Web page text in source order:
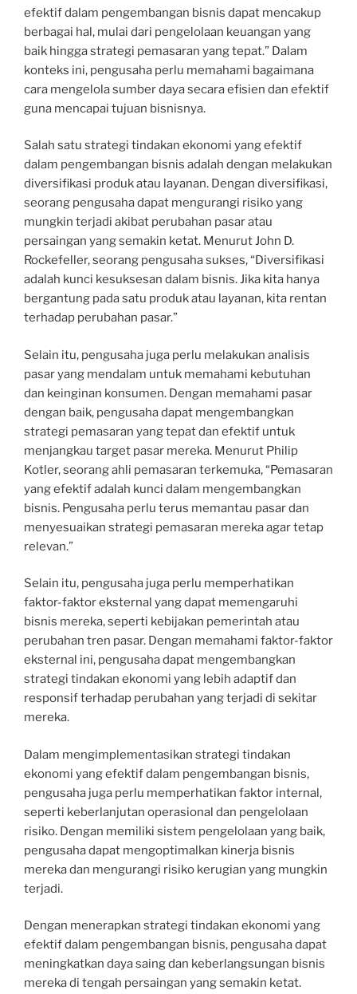
efektif dalam pengembangan bisnis dapat mencakup
berbagai hal, mulai dari pengelolaan keuangan yang
baik hingga strategi pemasaran yang tepat.” Dalam
konteks ini, pengusaha perlu memahami bagaimana
cara mengelola sumber daya secara efisien dan efektif
guna mencapai tujuan bisnisnya.
Salah satu strategi tindakan ekonomi yang efektif
dalam pengembangan bisnis adalah dengan melakukan
diversifikasi produk atau layanan. Dengan diversifikasi,
seorang pengusaha dapat mengurangi risiko yang
mungkin terjadi akibat perubahan pasar atau
persaingan yang semakin ketat. Menurut John D.
Rockefeller, seorang pengusaha sukses, “Diversifikasi
adalah kunci kesuksesan dalam bisnis. Jika kita hanya
bergantung pada satu produk atau layanan, kita rentan
terhadap perubahan pasar.”
Selain itu, pengusaha juga perlu melakukan analisis
pasar yang mendalam untuk memahami kebutuhan
dan keinginan konsumen. Dengan memahami pasar
dengan baik, pengusaha dapat mengembangkan
strategi pemasaran yang tepat dan efektif untuk
menjangkau target pasar mereka. Menurut Philip
Kotler, seorang ahli pemasaran terkemuka, “Pemasaran
yang efektif adalah kunci dalam mengembangkan
bisnis. Pengusaha perlu terus memantau pasar dan
menyesuaikan strategi pemasaran mereka agar tetap
relevan.”
Selain itu, pengusaha juga perlu memperhatikan
faktor-faktor eksternal yang dapat memengaruhi
bisnis mereka, seperti kebijakan pemerintah atau
perubahan tren pasar. Dengan memahami faktor-faktor
eksternal ini, pengusaha dapat mengembangkan
strategi tindakan ekonomi yang lebih adaptif dan
responsif terhadap perubahan yang terjadi di sekitar
mereka.
Dalam mengimplementasikan strategi tindakan
ekonomi yang efektif dalam pengembangan bisnis,
pengusaha juga perlu memperhatikan faktor internal,
seperti keberlanjutan operasional dan pengelolaan
risiko. Dengan memiliki sistem pengelolaan yang baik,
pengusaha dapat mengoptimalkan kinerja bisnis
mereka dan mengurangi risiko kerugian yang mungkin
terjadi.
Dengan menerapkan strategi tindakan ekonomi yang
efektif dalam pengembangan bisnis, pengusaha dapat
meningkatkan daya saing dan keberlangsungan bisnis
mereka di tengah persaingan yang semakin ketat.